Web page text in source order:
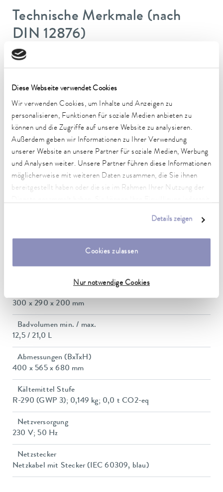
Diese Webseite verwendet Cookies
Wir verwenden Cookies, um Inhalte und Anzeigen zu
personalisieren, Funktionen für soziale Medien anbieten zu
können und die Zugriffe auf unsere Website zu analysieren.
Außerdem geben wir Informationen zu Ihrer Verwendung
unserer Website an unsere Partner für soziale Medien, Werbung
und Analysen weiter. Unsere Partner führen diese Informationen
möglicherweise mit weiteren Daten zusammen, die Sie ihnen
bereitgestellt haben oder die sie im Rahmen Ihrer Nutzung der
Details zeigen
Cookies zulassen
Nur notwendige Cookies
Technische Merkmale (nach
DIN 12876)
Umgebungstemperaturbereich
5 ... 40 °C
Temperaturkonstanz
0,01 ± K
3,7 kW
300 x 290 x 200 mm
Badvolumen min. / max.
12,5 / 21,0 L
Abmessungen (BxTxH)
400 x 565 x 680 mm
Kältemittel Stufe
R-290 (GWP 3); 0,149 kg; 0,0 t CO2-eq
Netzversorgung
230 V; 50 Hz
Netzstecker
Netzkabel mit Stecker (IEC 60309, blau)